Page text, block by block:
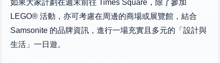
如果大家計劃在週末前往 Times Square，除了參加
LEGO® 活動，亦可考慮在周邊的商場或展覽館，結合
Samsonite 的品牌資訊，進行一場充實且多元的「設計與
生活」一日遊。